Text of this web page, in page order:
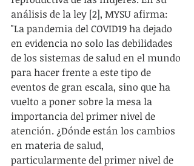
análisis de la ley [2], MYSU afirma:
"La pandemia del COVID19 ha dejado
en evidencia no solo las debilidades
de los sistemas de salud en el mundo
para hacer frente a este tipo de
eventos de gran escala, sino que ha
vuelto a poner sobre la mesa la
importancia del primer nivel de
atención. ¿Dónde están los cambios
en materia de salud,
particularmente del primer nivel de